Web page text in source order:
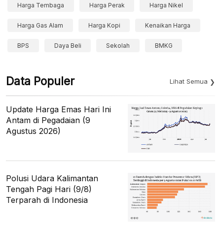
Harga Tembaga Harga Perak Harga Nikel
Harga Gas Alam Harga Kopi Kenaikan Harga
BPS Daya Beli Sekolah BMKG
Data Populer Lihat Semua
Update Harga Emas Hari Ini
Antam di Pegadaian (9
Agustus 2026)
Polusi Udara Kalimantan
Tengah Pagi Hari (9/8)
Terparah di Indonesia